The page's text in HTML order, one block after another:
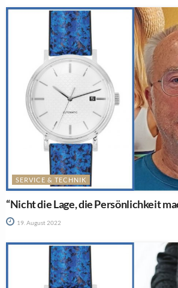
SERVICE & TECHNIK
“Nicht die Lage, die Persönlichkeit
19. August 2022